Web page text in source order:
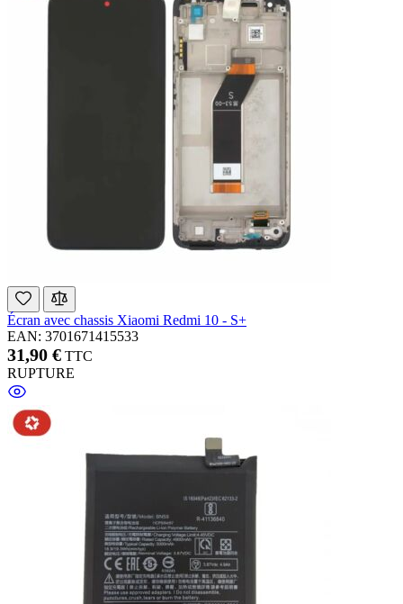
Écran avec chassis Xiaomi Redmi 10 - S+
EAN: 3701671415533
31,90 € TTC
RUPTURE